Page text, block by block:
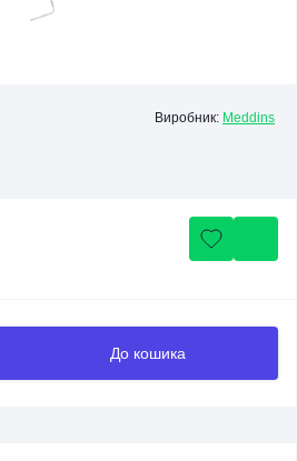
Виробник: Meddins
До кошика